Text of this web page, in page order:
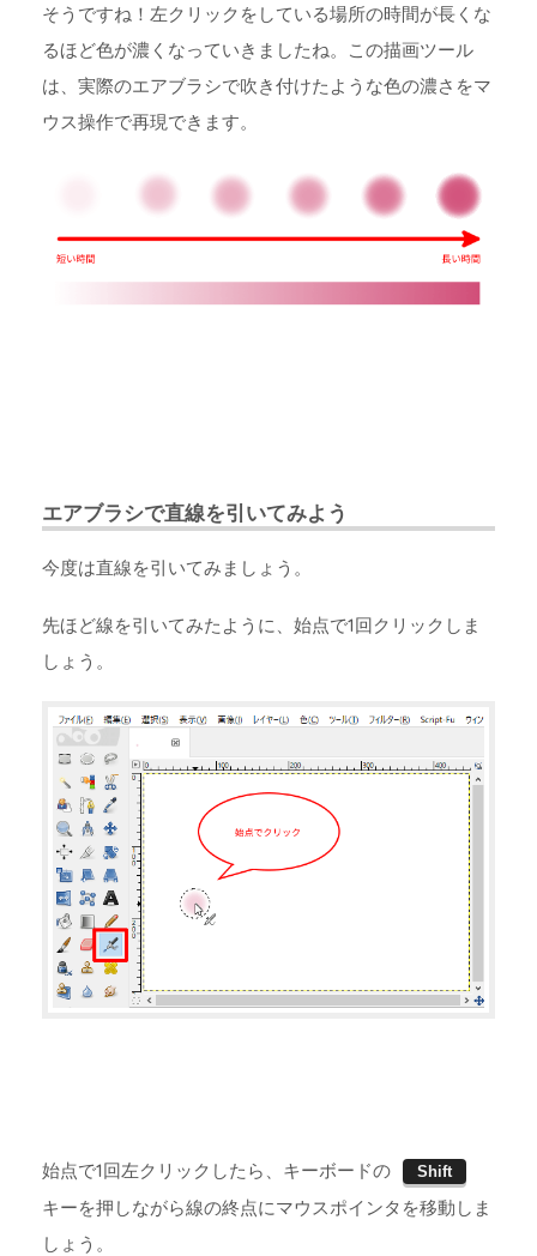
そうですね！左クリックをしている場所の時間が長くな
るほど色が濃くなっていきましたね。この描画ツール
は、実際のエアブラシで吹き付けたような色の濃さをマ
ウス操作で再現できます。
エアブラシで直線を引いてみよう
今度は直線を引いてみましょう。
先ほど線を引いてみたように、始点で1回クリックしま
しょう。
始点で1回左クリックしたら、キーボードの Shift
キーを押しながら線の終点にマウスポインタを移動しま
しょう。